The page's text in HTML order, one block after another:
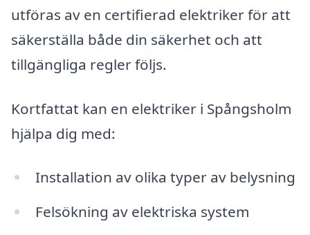
utföras av en certifierad elektriker för att
säkerställa både din säkerhet och att
tillgängliga regler följs.
Kortfattat kan en elektriker i Spångsholm
hjälpa dig med:
Installation av olika typer av belysning
Felsökning av elektriska system